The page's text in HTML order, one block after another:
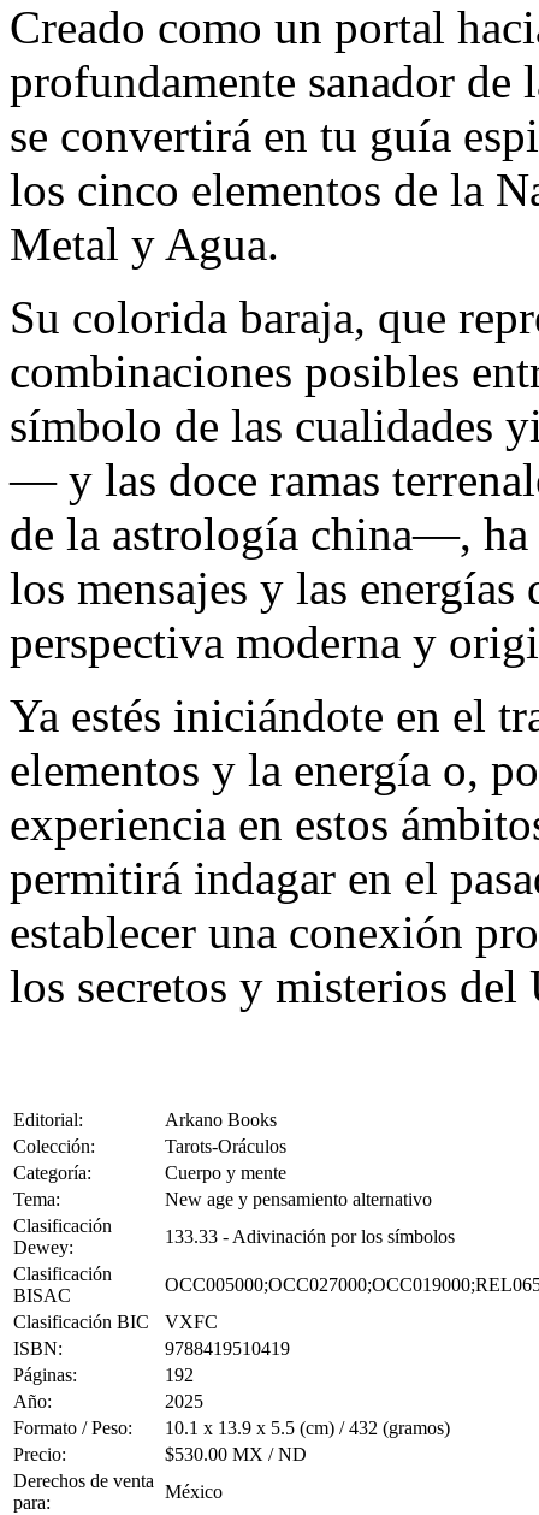
Creado como un portal
profundamente sanador de
se convertirá en tu guía
los cinco elementos de la
Metal y Agua.
Su colorida baraja, que
combinaciones posibles
símbolo de las cualidades
— y las doce ramas
de la astrología china—, ha
los mensajes y las
perspectiva moderna y
Ya estés iniciándote en el
elementos y la energía o,
experiencia en estos
permitirá indagar en el
establecer una conexión
los secretos y misterios del
Editorial:
Arkano Books
Colección:
Tarots-Oráculos
Categoría:
Cuerpo y mente
Tema:
New age y pensamiento alternativo
Clasificación
Dewey:
133.33 - Adivinación por los símbolos
Clasificación
BISAC
Clasificación BIC
VXFC
ISBN:
9788419510419
Páginas:
192
Año:
2025
Formato / Peso:
10.1 x 13.9 x 5.5 (cm) / 432 (gramos)
Precio:
$530.00 MX / ND
Derechos de venta
para:
México